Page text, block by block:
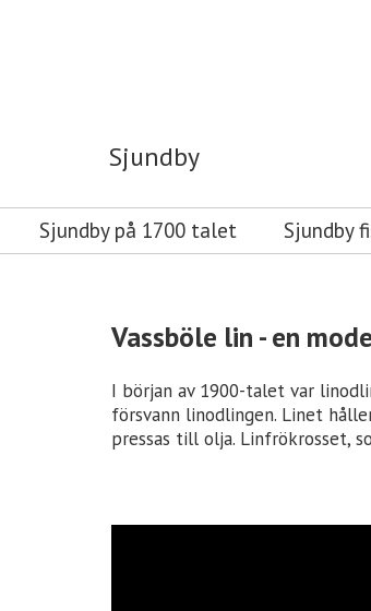
Sjundby
Sjundby på 1700 talet Sjundby
Vassböle lin - en
I början av 1900-talet var
försvann linodlingen. Linet
pressas till olja. Linfrökrosset,